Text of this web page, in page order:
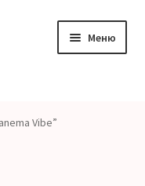
Меню
Vibe”